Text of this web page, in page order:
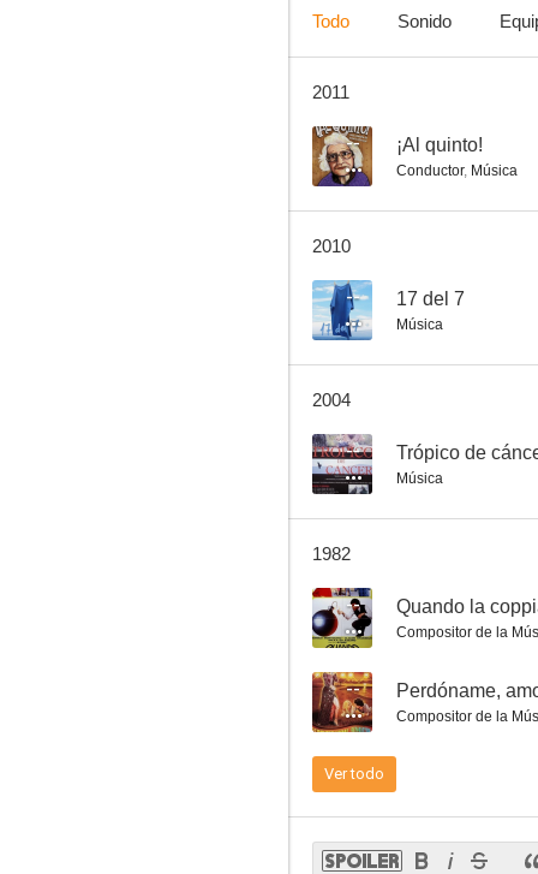
6.0
2.6
Todo Sonido
2011
-- ¡Al quinto!
Conductor, Música
2010
-- 17 del 7
Música
2004
-- Trópico de
Música
1982
-- Quando la
Compositor de la
-- Perdóname,
Compositor de la
Ver todo